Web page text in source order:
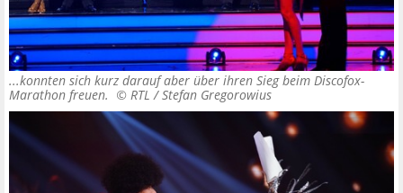
...konnten sich kurz darauf aber über ihren Sieg beim Discofox-
Marathon freuen. © RTL / Stefan Gregorowius